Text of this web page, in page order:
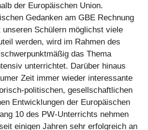
der Europäischen Union.
Gedanken am GBE Rechnung
Schülern möglichst viele
werden, wird im Rahmen des
das Thema
unterrichtet. Darüber hinaus
Zeit immer wieder interessante
politischen, gesellschaftlichen
Entwicklungen der Europäischen
10 des PW-Unterrichts nehmen
einigen Jahren sehr erfolgreich an